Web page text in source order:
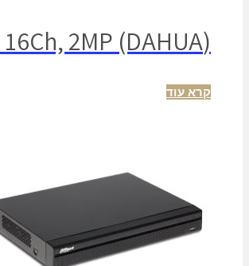
(DVR/XVR 16Ch, 2MP (DAHUA
קרא עוד